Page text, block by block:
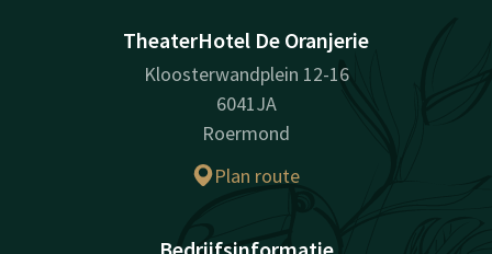
TheaterHotel De Oranjerie
Kloosterwandplein 12-16
6041JA
Roermond
Plan route
Bedrijfsinformatie